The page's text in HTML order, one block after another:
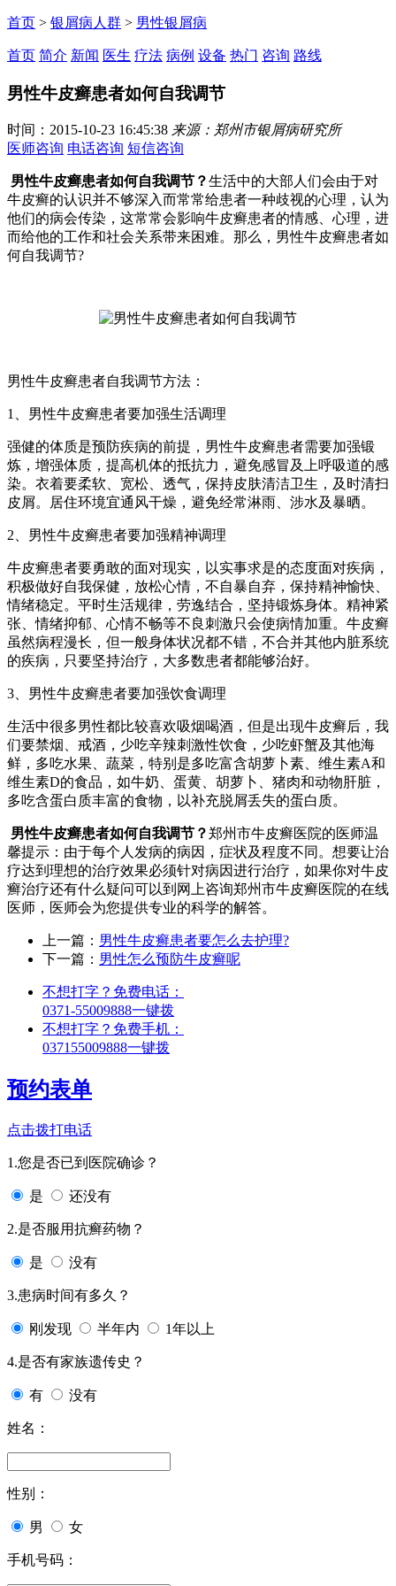
首页 > 银屑病人群 > 男性银屑病
首页 简介 新闻 医生 疗法 病例 设备 热门 咨询 路线
男性牛皮癣患者如何自我调节
时间：2015-10-23 16:45:38 来源：郑州市银屑病研究所
医师咨询 电话咨询 短信咨询
男性牛皮癣患者如何自我调节？生活中的大部人们会由于对
牛皮癣的认识并不够深入而常常给患者一种歧视的心理，认为
他们的病会传染，这常常会影响牛皮癣患者的情感、心理，进
而给他的工作和社会关系带来困难。那么，男性牛皮癣患者如
何自我调节?
男性牛皮癣患者自我调节方法：
1、男性牛皮癣患者要加强生活调理
强健的体质是预防疾病的前提，男性牛皮癣患者需要加强锻
炼，增强体质，提高机体的抵抗力，避免感冒及上呼吸道的感
染。衣着要柔软、宽松、透气，保持皮肤清洁卫生，及时清扫
皮屑。居住环境宜通风干燥，避免经常淋雨、涉水及暴晒。
2、男性牛皮癣患者要加强精神调理
牛皮癣患者要勇敢的面对现实，以实事求是的态度面对疾病，
积极做好自我保健，放松心情，不自暴自弃，保持精神愉快、
情绪稳定。平时生活规律，劳逸结合，坚持锻炼身体。精神紧
张、情绪抑郁、心情不畅等不良刺激只会使病情加重。牛皮癣
虽然病程漫长，但一般身体状况都不错，不合并其他内脏系统
的疾病，只要坚持治疗，大多数患者都能够治好。
3、男性牛皮癣患者要加强饮食调理
生活中很多男性都比较喜欢吸烟喝酒，但是出现牛皮癣后，我
们要禁烟、戒酒，少吃辛辣刺激性饮食，少吃虾蟹及其他海
鲜，多吃水果、蔬菜，特别是多吃富含胡萝卜素、维生素A和
维生素D的食品，如牛奶、蛋黄、胡萝卜、猪肉和动物肝脏，
多吃含蛋白质丰富的食物，以补充脱屑丢失的蛋白质。
男性牛皮癣患者如何自我调节？郑州市牛皮癣医院的医师温
馨提示：由于每个人发病的病因，症状及程度不同。想要让治
疗达到理想的治疗效果必须针对病因进行治疗，如果你对牛皮
癣治疗还有什么疑问可以到网上咨询郑州市牛皮癣医院的在线
医师，医师会为您提供专业的科学的解答。
上一篇： 男性牛皮癣患者要怎么去护理?
下一篇： 男性怎么预防牛皮癣呢
不想打字？免费电话：
0371-55009888一键拨
不想打字？免费手机：
037155009888一键拨
预约表单
点击拨打电话
1.您是否已到医院确诊？
是 还没有
2.是否服用抗癣药物？
是 没有
3.患病时间有多久？
刚发现 半年内 1年以上
4.是否有家族遗传史？
有 没有
姓名：
性别：
男 女
手机号码：